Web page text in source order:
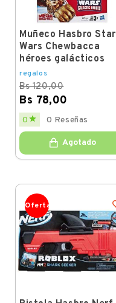
Muñeco Hasbro Star
Wars Chewbacca
héroes galácticos
regalos
Bs 120,00
Bs 78,00
Regular
price
Price
0  0 Reseñas
Agotado
Oferta